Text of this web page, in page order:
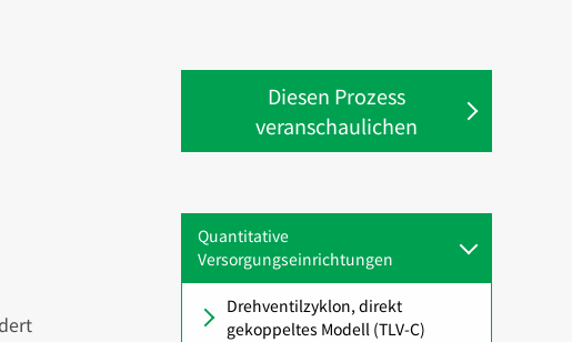
Diesen Prozess
veranschaulichen
Quantitative
Versorgungseinrichtungen
Drehventilzyklon, direkt
gekoppeltes Modell (TLV-C)